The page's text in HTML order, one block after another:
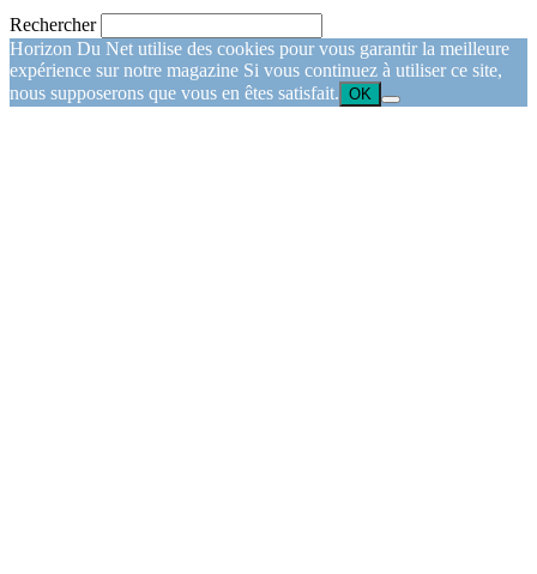
Rechercher
Horizon Du Net utilise des cookies pour vous garantir la meilleure
expérience sur notre magazine Si vous continuez à utiliser ce site,
nous supposerons que vous en êtes satisfait. OK